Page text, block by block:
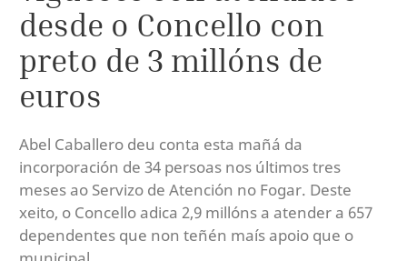
desde o Concello con
preto de 3 millóns de
euros
Abel Caballero deu conta esta mañá da
incorporación de 34 persoas nos últimos tres
meses ao Servizo de Atención no Fogar. Deste
xeito, o Concello adica 2,9 millóns a atender a 657
dependentes que non teñén maís apoio que o